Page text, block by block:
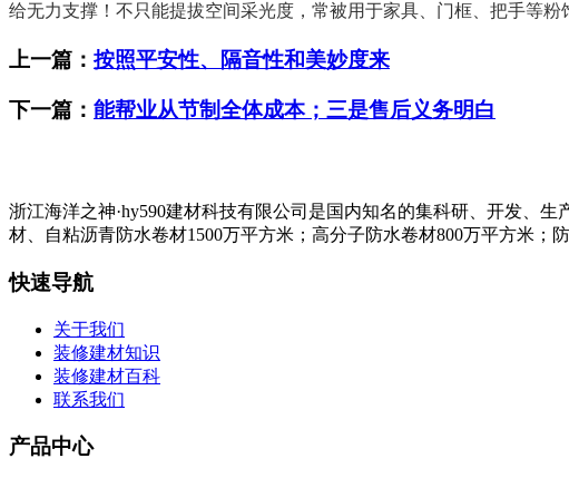
给无力支撑！不只能提拔空间采光度，常被用于家具、门框、把手等粉
上一篇： 按照平安性、隔音性和美妙度来
下一篇： 能帮业从节制全体成本；三是售后义务明白
浙江海洋之神·hy590建材科技有限公司是国内知名的集科研、开发、
材、自粘沥青防水卷材1500万平方米；高分子防水卷材800万平方米；
快速导航
关于我们
装修建材知识
装修建材百科
联系我们
产品中心